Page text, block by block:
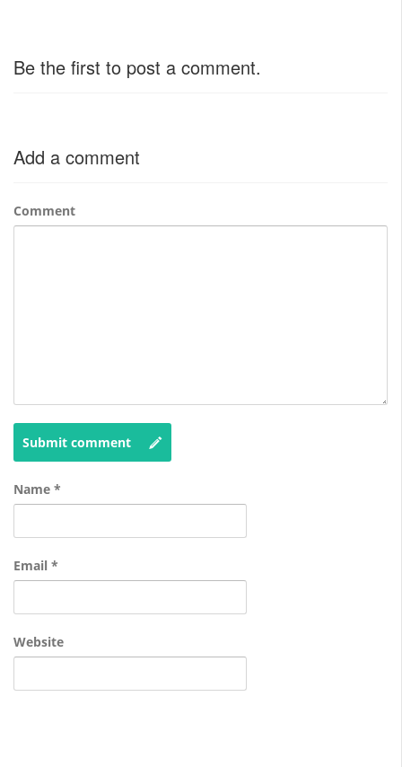
Be the first to post a comment.
Add a comment
Comment
Submit comment
Name *
Email *
Website